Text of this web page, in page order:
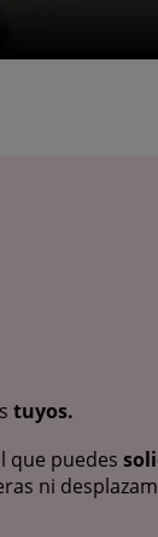
tuyos.
que puedes
ni